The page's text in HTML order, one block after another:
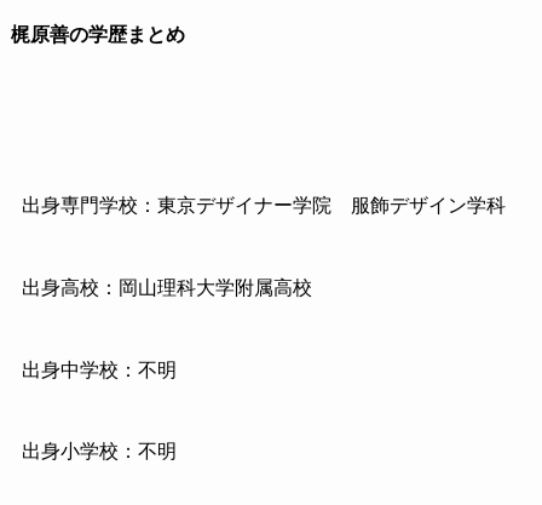
梶原善の学歴まとめ
出身専門学校：東京デザイナー学院 服飾デザイン学科
出身高校：岡山理科大学附属高校
出身中学校：不明
出身小学校：不明